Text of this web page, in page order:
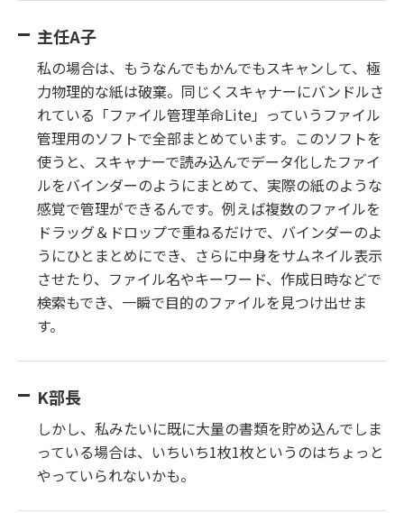
主任A子
私の場合は、もうなんでもかんでもスキャンして、極
力物理的な紙は破棄。同じくスキャナーにバンドルさ
れている「ファイル管理革命Lite」っていうファイル
管理用のソフトで全部まとめています。このソフトを
使うと、スキャナーで読み込んでデータ化したファイ
ルをバインダーのようにまとめて、実際の紙のような
感覚で管理ができるんです。例えば複数のファイルを
ドラッグ＆ドロップで重ねるだけで、バインダーのよ
うにひとまとめにでき、さらに中身をサムネイル表示
させたり、ファイル名やキーワード、作成日時などで
検索もでき、一瞬で目的のファイルを見つけ出せま
す。
K部長
しかし、私みたいに既に大量の書類を貯め込んでしま
っている場合は、いちいち1枚1枚というのはちょっと
やっていられないかも。